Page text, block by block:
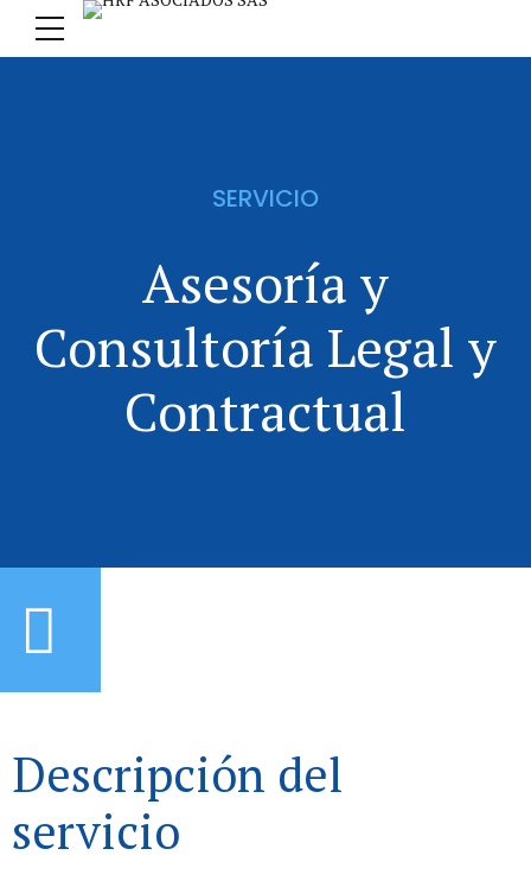
SERVICIO
Asesoría y
Consultoría Legal y
Contractual
Descripción del
servicio